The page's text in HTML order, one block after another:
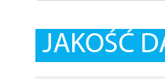
JAKOŚĆ